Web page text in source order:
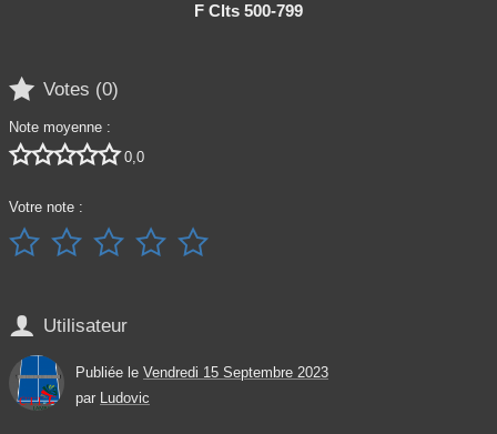
F Clts 500-799
 Votes (0)
Note moyenne :
 0,0
Votre note :
    
 Utilisateur
Publiée le Vendredi 15 Septembre 2023
par Ludovic